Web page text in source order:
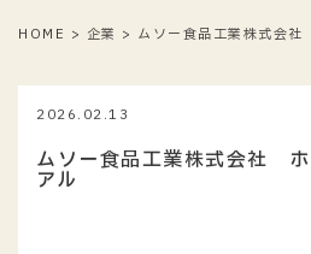
HOME > 企業 > ムソー食品工業株式会
2026.02.13
ムソー食品工業株式会社
アル